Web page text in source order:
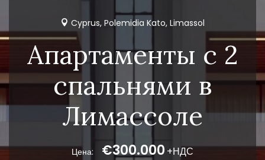
Cyprus, Polemidia Kato, Limassol
Апартаменты с 2
спальнями в
Лимассоле
Цена: €300.000 +НДС